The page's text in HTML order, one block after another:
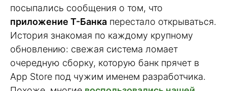
посыпались сообщения о том, что
приложение Т-Банка перестало открываться.
История знакомая по каждому крупному
обновлению: свежая система ломает
очередную сборку, которую банк прячет в
App Store под чужим именем разработчика.